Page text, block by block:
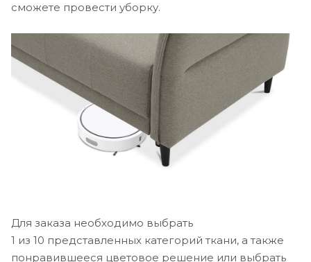
сможете провести уборку.
Для заказа необходимо выбрать
1 из 10 представленных категорий ткани, а также
понравившееся цветовое решение или выбрать